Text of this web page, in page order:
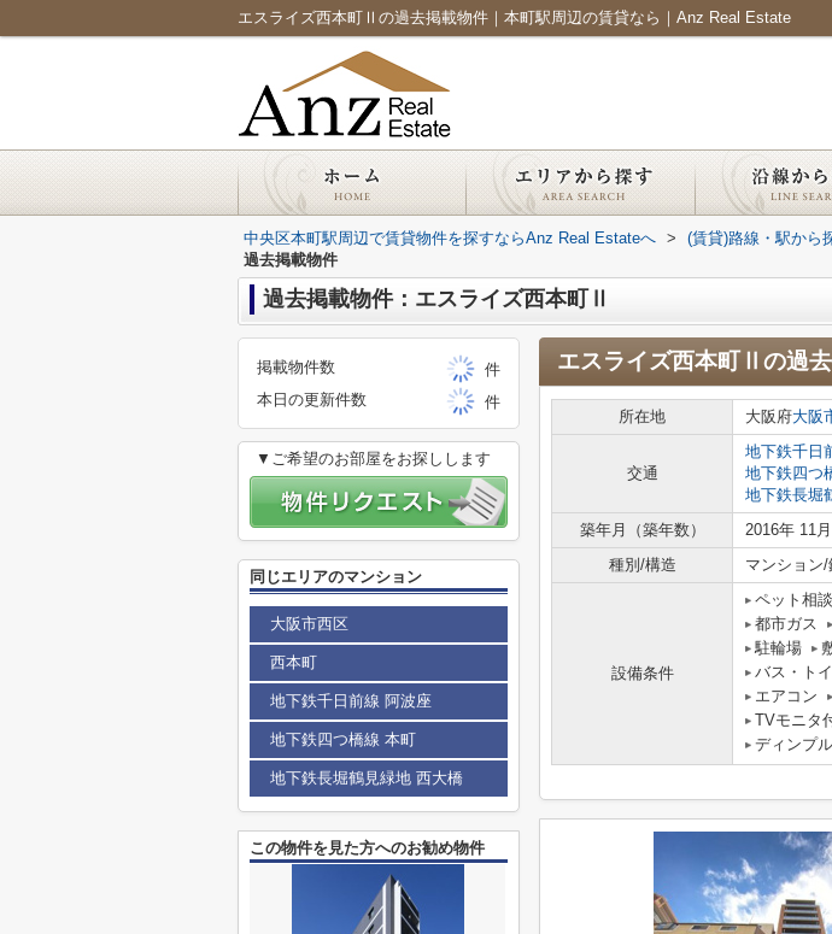
エスライズ西本町Ⅱの過去掲載物件｜本町駅周辺の賃貸なら｜Anz Real Estate
中央区本町駅周辺で賃貸物件を探すならAnz Real Estateへ > (賃貸)路線・駅から
過去掲載物件
過去掲載物件：エスライズ西本町Ⅱ
エスライズ西本町Ⅱ の過
所在地 大阪府大阪
交通
地下鉄千日
地下鉄四つ
地下鉄長堀
築年月（築年数）
2016年 11
種別/構造
マンション/
設備条件
ペット相談
都市ガス
駐輪場
バス・ト
エアコン
TVモニタ
ディンプ
掲載物件数
件
本日の更新件数
件
▼ご希望のお部屋をお探しします
同じエリアのマンション
大阪市西区
西本町
地下鉄千日前線 阿波座
地下鉄四つ橋線 本町
地下鉄長堀鶴見緑地 西大橋
この物件を見た方へのお勧め物件